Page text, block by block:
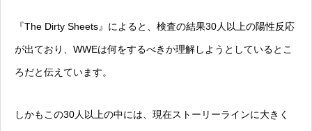
『The Dirty Sheets』によると、検査の結果30人以上の陽性反応
が出ており、WWEは何をするべきか理解しようとしているとこ
ろだと伝えています。
しかもこの30人以上の中には、現在ストーリーラインに大きく